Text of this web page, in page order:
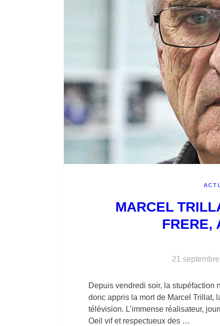
MARCEL
FRERE,
21
Depuis vendredi soir, la stupéfaction
donc appris la mort de Marcel Trillat,
télévision. L’immense réalisateur,
Oeil vif et respectueux des …